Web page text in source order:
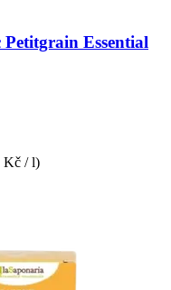
Petitgrain Essential
Kč / l)